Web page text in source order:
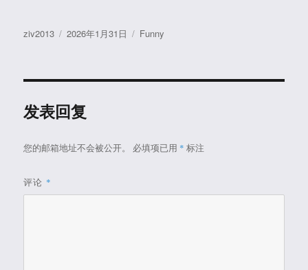
作
ziv2013
发
2026年1月31日
分
Funny
发表回复
您的邮箱地址不会被公开。 必填项已用 * 标注
评论 *